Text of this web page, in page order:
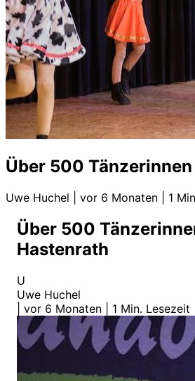
Über 500
Uwe Huchel vor 6 Monaten 1
Über 500
Hastenrath
U
Uwe Huchel
vor 6 Monaten 1 Min. Lesezeit